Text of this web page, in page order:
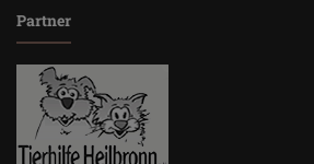
Partner